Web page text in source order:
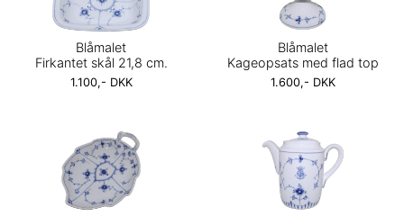
Blåmalet
Firkantet skål 21,8 cm.
1.100,- DKK
Blåmalet
Kageopsats med flad top
1.600,- DKK